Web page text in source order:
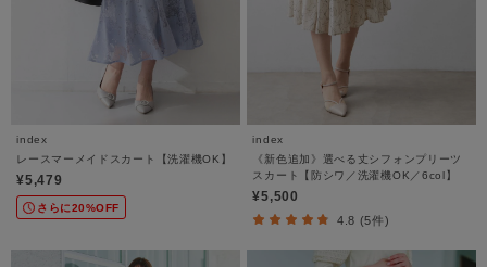
index
レースマーメイドスカート【洗濯機OK】
¥5,479
さらに20%OFF
index
《新色追加》選べる丈シフォンプリーツ
スカート【防シワ／洗濯機OK／6col】
¥5,500
4.8 (5件)